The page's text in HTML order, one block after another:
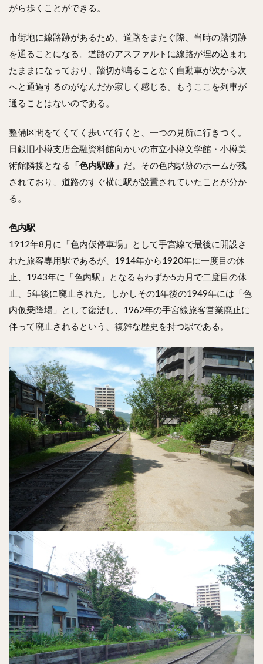
がら歩くことができる。
市街地に線路跡があるため、道路をまたぐ際、当時の踏切跡
を通ることになる。道路のアスファルトに線路が埋め込まれ
たままになっており、踏切が鳴ることなく自動車が次から次
へと通過するのがなんだか寂しく感じる。もうここを列車が
通ることはないのである。
整備区間をてくてく歩いて行くと、一つの見所に行きつく。
日銀旧小樽支店金融資料館向かいの市立小樽文学館・小樽美
術館隣接となる
「色内駅跡」 だ。その色内駅跡のホームが残
されており、道路のすぐ横に駅が設置されていたことが分か
る。
色内駅
1912年8月に「色内仮停車場」として手宮線で最後に開設さ
れた旅客専用駅であるが、1914年から1920年に一度目の休
止、1943年に「色内駅」となるもわずか5カ月で二度目の休
止、5年後に廃止された。しかしその1年後の1949年には「色
内仮乗降場」として復活し、1962年の手宮線旅客営業廃止に
伴って廃止されるという、複雑な歴史を持つ駅である。